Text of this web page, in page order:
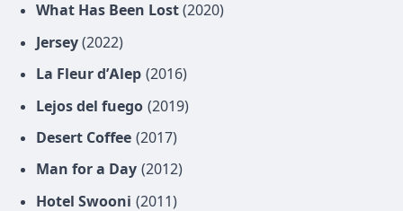
What Has Been Lost (2020)
Jersey (2022)
La Fleur d’Alep (2016)
Lejos del fuego (2019)
Desert Coffee (2017)
Man for a Day (2012)
Hotel Swooni (2011)